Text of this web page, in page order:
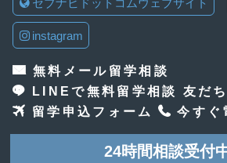
セブナビドットコムウェブサイト
instagram
無料メール留学相談
LINEで無料留学相談 友だ
留学申込フォーム
今すぐ
24時間相談受付